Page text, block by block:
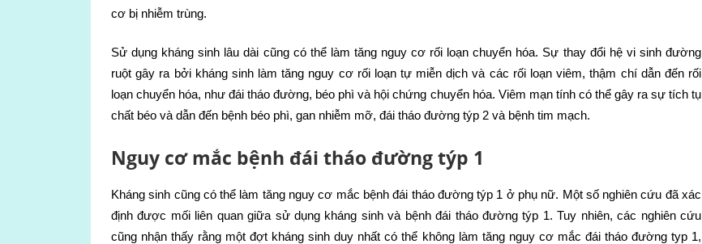
cơ bị nhiễm trùng.
Sử dụng kháng sinh lâu dài cũng có thể làm tăng nguy cơ rối loạn chuyển hóa. Sự thay đổi hệ vi sinh đường
ruột gây ra bởi kháng sinh làm tăng nguy cơ rối loạn tự miễn dịch và các rối loạn viêm, thậm chí dẫn đến rối
loạn chuyển hóa, như đái tháo đường, béo phì và hội chứng chuyển hóa. Viêm mạn tính có thể gây ra sự tích tụ
chất béo và dẫn đến bệnh béo phì, gan nhiễm mỡ, đái tháo đường týp 2 và bệnh tim mạch.
Nguy cơ mắc bệnh đái tháo đường týp 1
Kháng sinh cũng có thể làm tăng nguy cơ mắc bệnh đái tháo đường týp 1 ở phụ nữ. Một số nghiên cứu đã xác
định được mối liên quan giữa sử dụng kháng sinh và bệnh đái tháo đường týp 1. Tuy nhiên, các nghiên cứu
cũng nhận thấy rằng một đợt kháng sinh duy nhất có thể không làm tăng nguy cơ mắc đái tháo đường typ 1,